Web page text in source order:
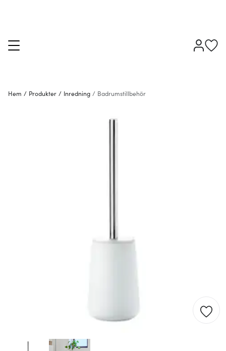
Hem / Produkter / Inredning / Badrumstillbehör